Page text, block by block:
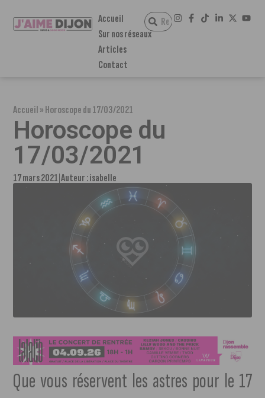
Accueil
Sur nos réseaux
Articles
Contact
Accueil»Horoscope du 17/03/2021
Horoscope du
17/03/2021
17 mars 2021 Auteur :isabelle
Que vous réservent les astres pour le 17